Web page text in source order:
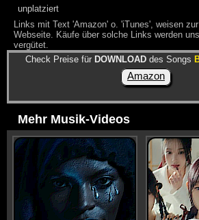
unplatziert
Links mit Text 'Amazon' o. 'iTunes', weisen
Webseite. Käufe über solche Links werden
vergütet.
Check Preise für DOWNLOAD des Songs
Amazon
Mehr Musik-Videos